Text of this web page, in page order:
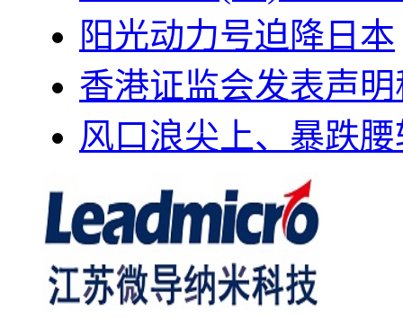
阳光动力号迫降日本
香港证监会发表声
风口浪尖上、暴跌